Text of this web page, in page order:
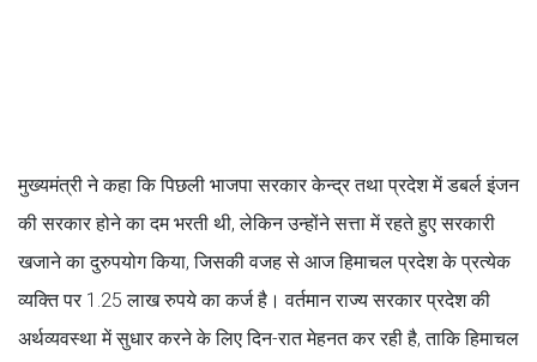
मुख्यमंत्री ने कहा कि पिछली भाजपा सरकार केन्द्र तथा प्रदेश में डबर्ल इंजन
की सरकार होने का दम भरती थी, लेकिन उन्होंने सत्ता में रहते हुए सरकारी
खजाने का दुरुपयोग किया, जिसकी वजह से आज हिमाचल प्रदेश के प्रत्येक
व्यक्ति पर 1.25 लाख रुपये का कर्ज है। वर्तमान राज्य सरकार प्रदेश की
अर्थव्यवस्था में सुधार करने के लिए दिन-रात मेहनत कर रही है, ताकि हिमाचल